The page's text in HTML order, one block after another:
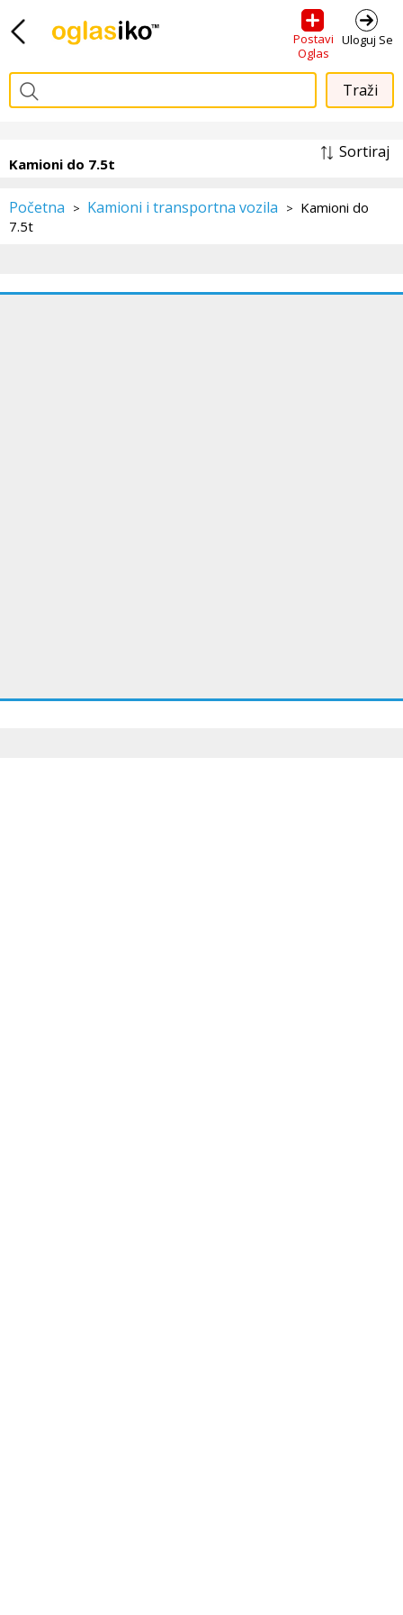
Postavi
Oglas
Uloguj Se
Sortiraj
Kamioni do 7.5t
Početna > Kamioni i transportna vozila > Kamioni do
7.5t